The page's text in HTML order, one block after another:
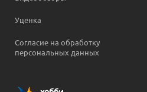
Уценка
Согласие на обработку
персональных данных